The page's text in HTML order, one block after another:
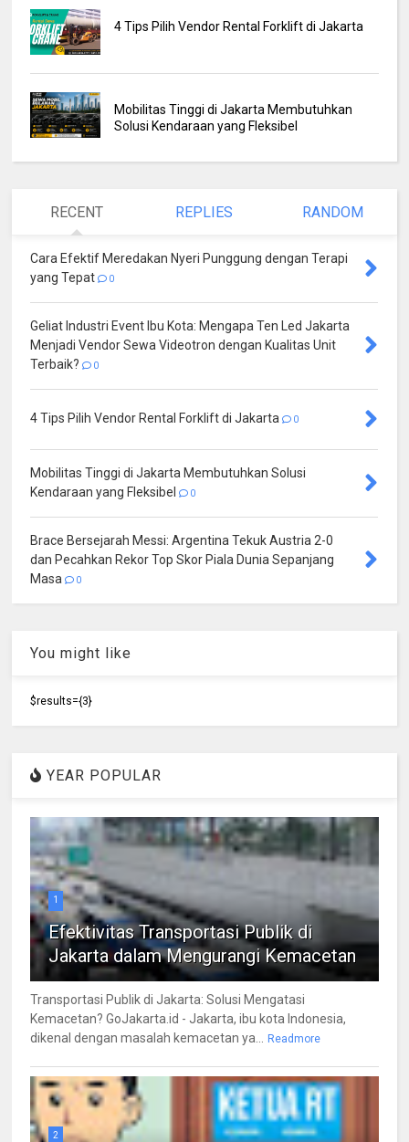
4 Tips Pilih Vendor Rental Forklift di Jakarta
Mobilitas Tinggi di Jakarta Membutuhkan
Solusi Kendaraan yang Fleksibel
RECENT REPLIES RANDOM
Cara Efektif Meredakan Nyeri Punggung dengan Terapi
yang Tepat
0
Geliat Industri Event Ibu Kota: Mengapa Ten Led Jakarta
Menjadi Vendor Sewa Videotron dengan Kualitas Unit
Terbaik?
0
4 Tips Pilih Vendor Rental Forklift di Jakarta 0
Mobilitas Tinggi di Jakarta Membutuhkan Solusi
Kendaraan yang Fleksibel
0
Brace Bersejarah Messi: Argentina Tekuk Austria 2-0
dan Pecahkan Rekor Top Skor Piala Dunia Sepanjang
Masa
0
You might like
$results={3}
YEAR POPULAR
1
Efektivitas Transportasi Publik di
Jakarta dalam Mengurangi Kemacetan
Transportasi Publik di Jakarta: Solusi Mengatasi
Kemacetan? GoJakarta.id - Jakarta, ibu kota Indonesia,
dikenal dengan masalah kemacetan ya... Readmore
2